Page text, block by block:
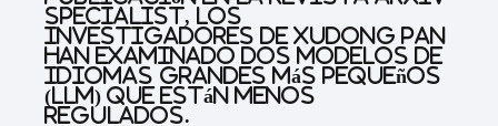
Specialist, los
investigadores de Xudong Pan
han examinado dos modelos de
idiomas grandes más pequeños
(LLM) que están menos
regulados.